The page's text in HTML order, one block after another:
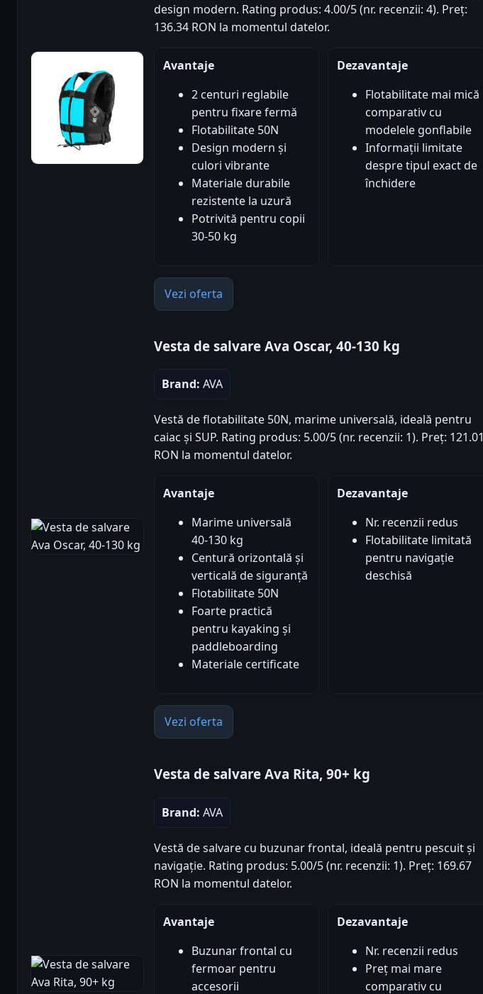
design modern. Rating produs: 4.00/5 (nr. recenzii: 4). Preț:
136.34 RON la momentul datelor.
Avantaje
2 centuri reglabile
pentru fixare fermă
Flotabilitate 50N
Design modern și
culori vibrante
Materiale durabile
rezistente la uzură
Potrivită pentru copii
30-50 kg
Dezavantaje
Flotabilitate mai mică
comparativ cu
modelele gonflabile
Informații limitate
despre tipul exact de
închidere
Vezi oferta
Vesta de salvare Ava Oscar, 40-130 kg
Brand: AVA
Vestă de flotabilitate 50N, marime universală, ideală pentru
caiac și SUP. Rating produs: 5.00/5 (nr. recenzii: 1). Preț: 121.01
RON la momentul datelor.
Avantaje
Marime universală
40-130 kg
Centură orizontală și
verticală de siguranță
Flotabilitate 50N
Foarte practică
pentru kayaking și
paddleboarding
Materiale certificate
Dezavantaje
Nr. recenzii redus
Flotabilitate limitată
pentru navigație
deschisă
Vezi oferta
Vesta de salvare Ava Rita, 90+ kg
Brand: AVA
Vestă de salvare cu buzunar frontal, ideală pentru pescuit și
navigație. Rating produs: 5.00/5 (nr. recenzii: 1). Preț: 169.67
RON la momentul datelor.
Avantaje
Buzunar frontal cu
fermoar pentru
accesorii
Dezavantaje
Nr. recenzii redus
Preț mai mare
comparativ cu